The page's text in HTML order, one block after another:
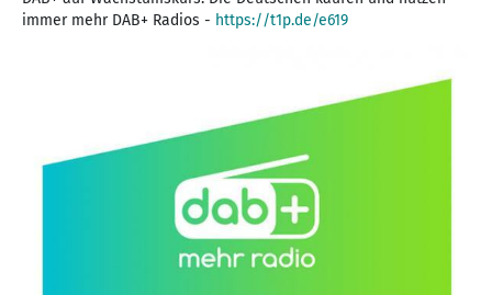
immer mehr DAB+ Radios - https://t1p.de/e619